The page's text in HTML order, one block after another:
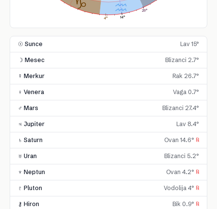
4°
29°
14°
☉ Sunce Lav 15°
☽ Mesec Blizanci 2.7°
☿ Merkur Rak 26.7°
♀ Venera Vaga 0.7°
♂ Mars Blizanci 27.4°
♃ Jupiter Lav 8.4°
♄ Saturn Ovan 14.6° ℞
♅ Uran Blizanci 5.2°
♆ Neptun Ovan 4.2° ℞
♇ Pluton Vodolija 4° ℞
⚷ Hiron Bik 0.9° ℞